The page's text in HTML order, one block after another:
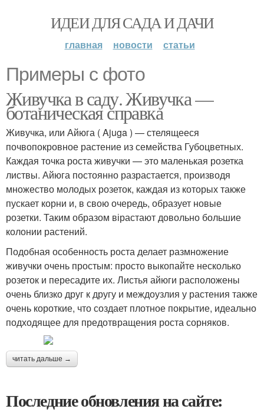
ИДЕИ ДЛЯ САДА И ДАЧИ
главная новости статьи
Примеры с фото
Живучка в саду. Живучка —
ботаническая справка
Живучка, или Айюга ( Ajuga ) — стелящееся
почвопокровное растение из семейства Губоцветных.
Каждая точка роста живучки — это маленькая розетка
листвы. Айюга постоянно разрастается, производя
множество молодых розеток, каждая из которых также
пускает корни и, в свою очередь, образует новые
розетки. Таким образом вірастают довольно большие
колонии растений.
Подобная особенность роста делает размножение
живучки очень простым: просто выкопайте несколько
розеток и пересадите их. Листья айюги расположены
очень близко друг к другу и междоузлия у растения также
очень короткие, что создает плотное покрытие, идеально
подходящее для предотвращения роста сорняков.
читать дальше →
Последние обновления на сайте: